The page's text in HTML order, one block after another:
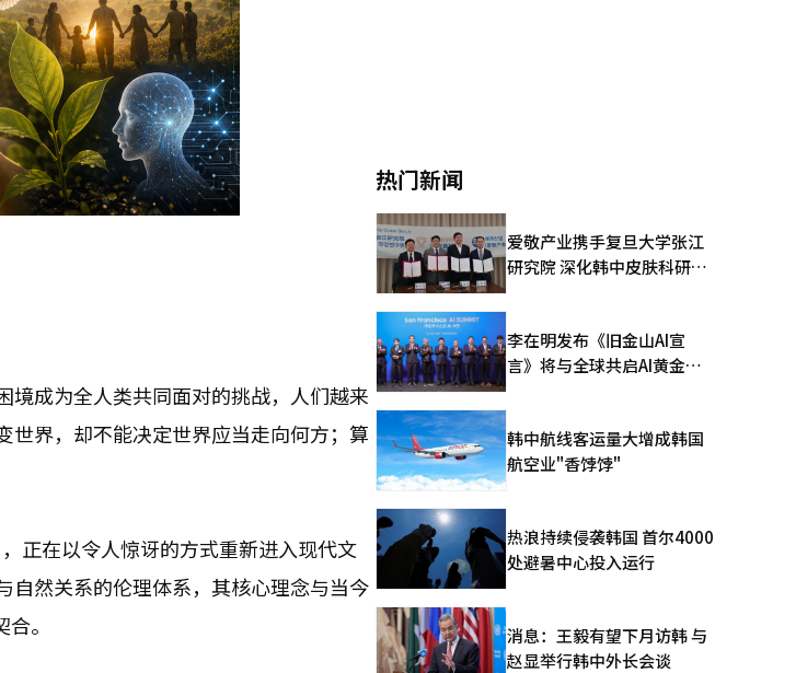
境成为全人类共同面对的挑战，人们越来
世界，却不能决定世界应当走向何方；算
正在以令人惊讶的方式重新进入现代文
自然关系的伦理体系，其核心理念与当今
。
热门新闻
爱敬产业携手复旦大学张江
研究院 深化韩中皮肤科研合
李在明发布《旧金山AI宣
言》将与全球共启AI黄金时
韩中航线客运量大增成韩国
航空业"香饽饽"
热浪持续侵袭韩国 首尔4000
处避暑中心投入运行
消息：王毅有望下月访韩 与
赵显举行韩中外长会谈